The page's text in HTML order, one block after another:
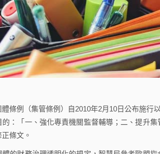
例（集管條例）自2010年2月10日公布施行
：「一、強化專責機關監督輔導；二、提升
條文。